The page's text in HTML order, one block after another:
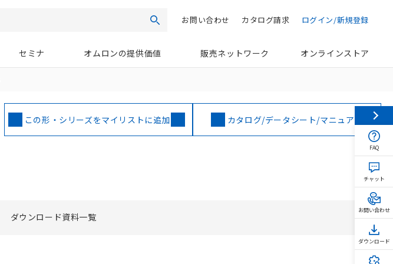
検索 ログイン/新規登録
カタログ請求
お問い合わせ
セミナ オムロンの提供価値 販売ネットワーク オンラインストア
この形・シリーズをマイリストに追加 カタログ/データシート/マニュアル
ダウンロード資料一覧
FAQ
チャット
お問い合わせ
ダウンロード